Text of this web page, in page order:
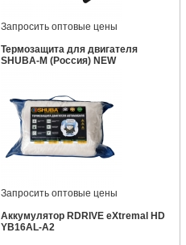
Запросить оптовые цены
Термозащита для двигателя
SHUBA-M (Россия) NEW
Запросить оптовые цены
Аккумулятор RDRIVE eXtremal HD
YB16AL-A2